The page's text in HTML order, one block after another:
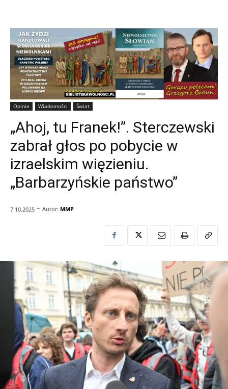
Opinie Wiadomości Świat
„Ahoj, tu Franek!”. Sterczewski
zabrał głos po pobycie w
izraelskim więzieniu.
„Barbarzyńskie państwo”
7.10.2025 - Autor: MMP